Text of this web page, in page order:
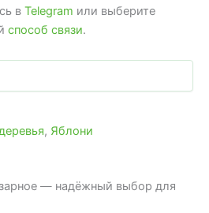
в Telegram или выберите
способ связи.
, Яблони
— надёжный выбор для